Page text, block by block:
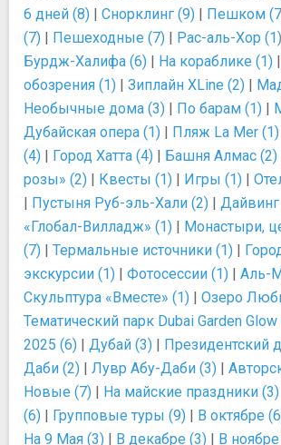
6 дней (8) | Снорклинг (9) | Пешком
(7) | Пешеходные (7) | Рас-аль-Хор (1)
Бурдж-Халифа (6) | На кораблике (1) |
обозрения (1) | Зиплайн XLine (2) |
Необычные дома (3) | По барам (1) |
Дубайская опера (1) | Пляж La Mer (1)
(4) | Город Хатта (4) | Башня Алмас (2)
розы» (2) | Квесты (1) | Игры (1) |
| Пустыня Руб-эль-Хали (2) | Дайвинг
«Глобал-Вилладж» (1) | Монастыри,
(7) | Термальные источники (1) |
экскурсии (1) | Фотосессии (1) | Аль-
Скульптура «Вместе» (1) | Озеро
Тематический парк Dubai Garden Glow
2025 (6) | Дубай (3) | Президентский
Даби (2) | Лувр Абу-Даби (3) |
Новые (7) | На майские праздники (3)
(6) | Групповые туры (9) | В октябре
На 9 Мая (3) | В декабре (3) | В